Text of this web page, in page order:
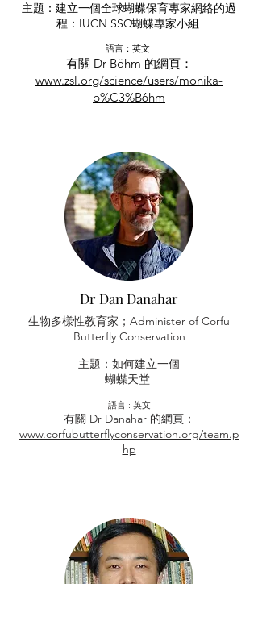
主題：建立一個全球蝴蝶保育專家網絡的過
程：IUCN SSC蝴蝶專家小組
語言：英文
有關 Dr Böhm 的網頁：
www.zsl.org/science/users/monika-
b%C3%B6hm
Dr Dan Danahar
生物多樣性教育家；Administer of Corfu
Butterfly Conservation
主題：如何建立一個
蝴蝶天堂
​語言 : 英文
有關 Dr Danahar 的網頁：
www.corfubutterflyconservation.org/team.p
hp